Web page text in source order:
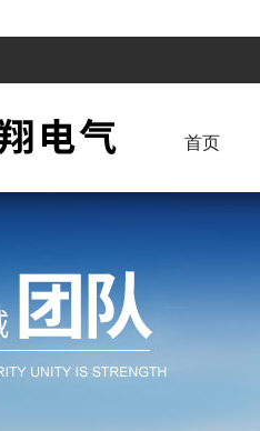
首页